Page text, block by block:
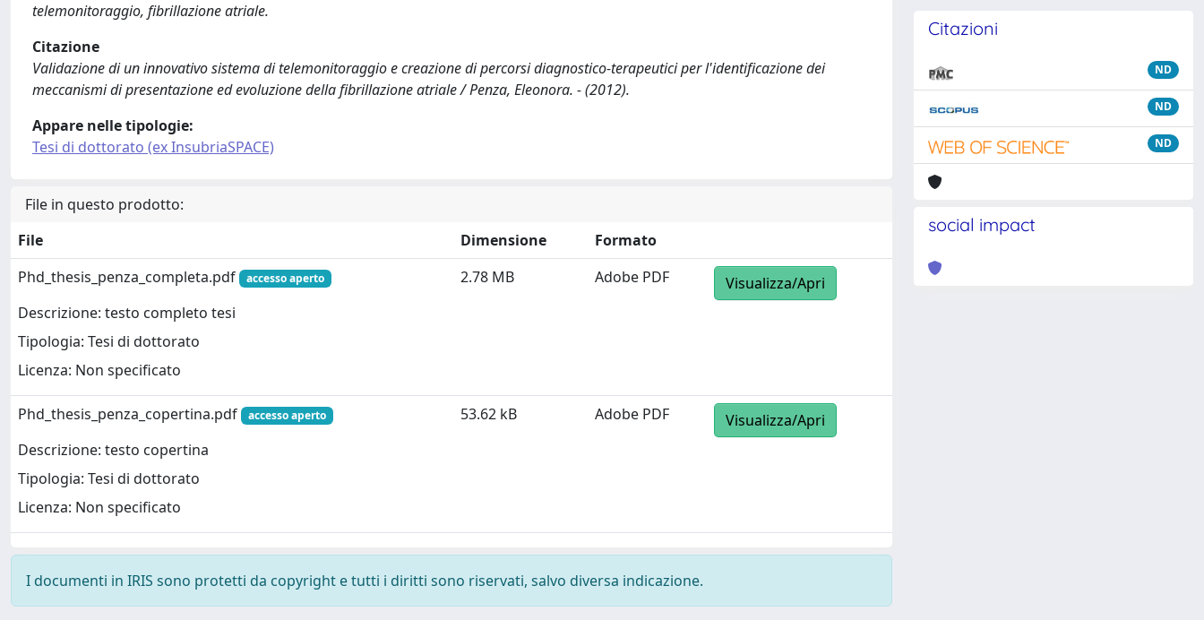
telemonitoraggio, fibrillazione atriale.
Citazione
Validazione di un innovativo sistema di telemonitoraggio e creazione di percorsi diagnostico-terapeutici per l'identificazione dei
meccanismi di presentazione ed evoluzione della fibrillazione atriale / Penza, Eleonora. - (2012).
Appare nelle tipologie:
Tesi di dottorato (ex InsubriaSPACE)
File in questo prodotto:
File
Dimensione
Formato
Phd_thesis_penza_completa.pdf
accesso aperto
Descrizione: testo completo tesi
Tipologia: Tesi di dottorato
Licenza: Non specificato
2.78 MB Adobe PDF Visualizza/Apri
Phd_thesis_penza_copertina.pdf accesso aperto
Descrizione: testo copertina
Tipologia: Tesi di dottorato
Licenza: Non specificato
53.62 kB Adobe PDF Visualizza/Apri
I documenti in IRIS sono protetti da copyright e tutti i diritti sono riservati, salvo diversa indicazione.
Citazioni
ND
ND
ND
social impact